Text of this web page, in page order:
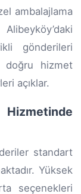
ambalajlama
gönderileri
doğru hizmet
açıklar.
standart
Yüksek
seçenekleri